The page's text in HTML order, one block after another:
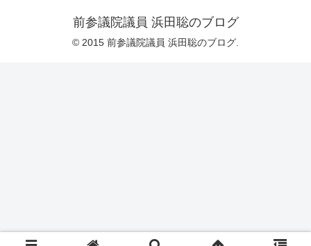
前参議院議員 浜田聡のブログ
© 2015 前参議院議員 浜田聡のブログ.